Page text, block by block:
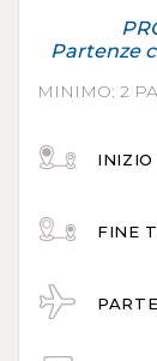
Partenze
MINIMO: 2
INIZIO
FINE